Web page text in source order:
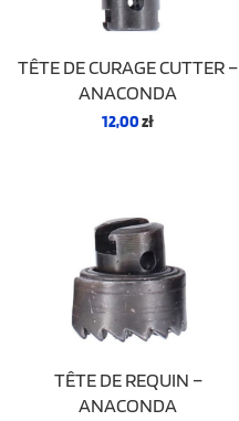
TÊTE DE CURAGE CUTTER –
ANACONDA
12,00zł
TÊTE DE REQUIN –
ANACONDA